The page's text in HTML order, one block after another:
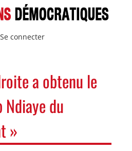
Se connecter
a obtenu le
Ndiaye du
»